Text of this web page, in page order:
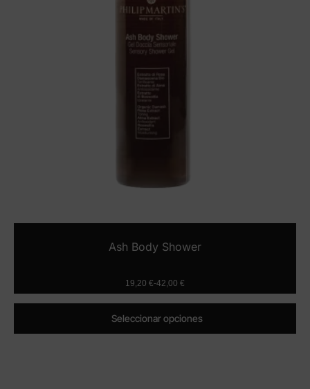
Ash Body Shower
19,20 €-42,00 €
Seleccionar opciones